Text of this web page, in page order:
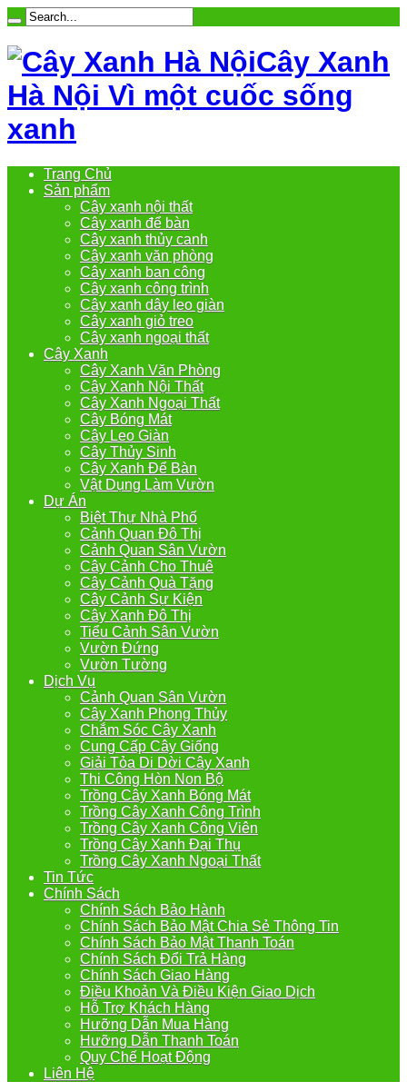
Cây Xanh
Hà Nội Vì một cuốc sống
xanh
Trang Chủ
Sản phẩm
Cây xanh nội thất
Cây xanh để bàn
Cây xanh thủy canh
Cây xanh văn phòng
Cây xanh ban công
Cây xanh công trình
Cây xanh dây leo giàn
Cây xanh giỏ treo
Cây xanh ngoại thất
Cây Xanh
Cây Xanh Văn Phòng
Cây Xanh Nội Thất
Cây Xanh Ngoại Thất
Cây Bóng Mát
Cây Leo Giàn
Cây Thủy Sinh
Cây Xanh Để Bàn
Vật Dụng Làm Vườn
Dự Án
Biệt Thự Nhà Phố
Cảnh Quan Đô Thị
Cảnh Quan Sân Vườn
Cây Cảnh Cho Thuê
Cây Cảnh Quà Tặng
Cây Cảnh Sự Kiện
Cây Xanh Đô Thị
Tiểu Cảnh Sân Vườn
Vườn Đứng
Vườn Tường
Dịch Vụ
Cảnh Quan Sân Vườn
Cây Xanh Phong Thủy
Chắm Sóc Cây Xanh
Cung Cấp Cây Giống
Giải Tỏa Di Dời Cây Xanh
Thi Công Hòn Non Bộ
Trồng Cây Xanh Bóng Mát
Trồng Cây Xanh Công Trình
Trồng Cây Xanh Công Viên
Trồng Cây Xanh Đại Thụ
Trồng Cây Xanh Ngoại Thất
Tin Tức
Chính Sách
Chính Sách Bảo Hành
Chính Sách Bảo Mật Chia Sẻ Thông Tin
Chính Sách Bảo Mật Thanh Toán
Chính Sách Đổi Trả Hàng
Chính Sách Giao Hàng
Điều Khoản Và Điều Kiện Giao Dịch
Hỗ Trợ Khách Hàng
Hưỡng Dẫn Mua Hàng
Hưỡng Dẫn Thanh Toán
Quy Chế Hoạt Động
Liên Hệ